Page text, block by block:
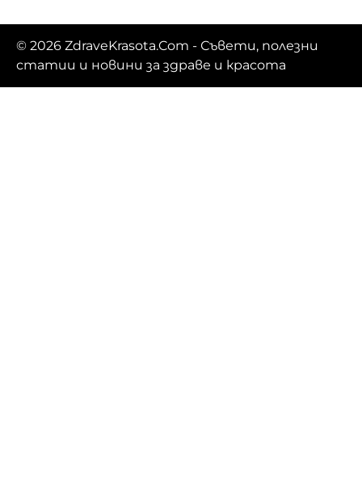
© 2026 ZdraveKrasota.Com - Съвети, полезни
статии и новини за здраве и красота